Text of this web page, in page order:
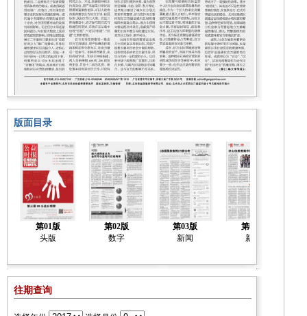
版面目录
第01版
头版
第02版
数字
第03版
新闻
第04版
新闻
往期查询